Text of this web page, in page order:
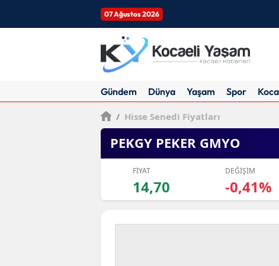
07 Ağustos 2026
Gündem Dünya Yaşam Spor
/ Hisse Senedi Fiyatları
PEKGY PEKER GMYO
FİYAT
14,70
DEĞİŞİM
-0,41%